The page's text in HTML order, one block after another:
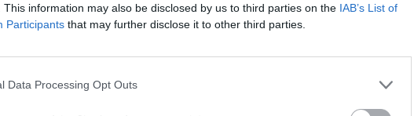
This information may also be disclosed by us to third parties on the IAB’s List of
Participants that may further disclose it to other third parties.
Data Processing Opt Outs